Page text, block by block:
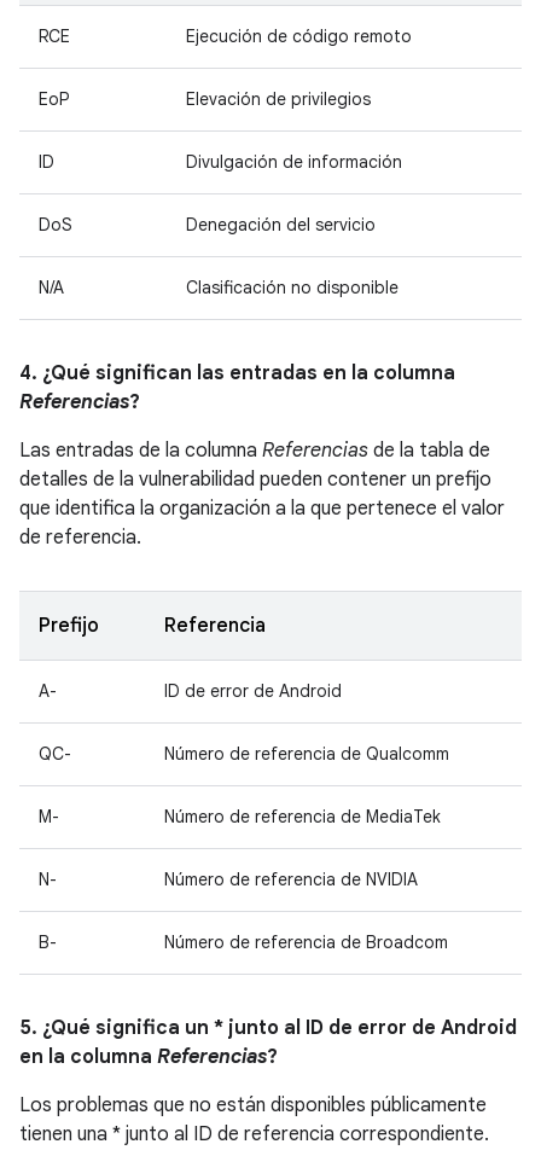
RCE Ejecución de código remoto
EoP Elevación de privilegios
ID Divulgación de información
DoS Denegación del servicio
N/A Clasificación no disponible
4. ¿Qué significan las entradas en la columna
Referencias?
Las entradas de la columna Referencias de la tabla de
detalles de la vulnerabilidad pueden contener un prefijo
que identifica la organización a la que pertenece el valor
de referencia.
Prefijo Referencia
A- ID de error de Android
QC- Número de referencia de Qualcomm
M- Número de referencia de MediaTek
N- Número de referencia de NVIDIA
B- Número de referencia de Broadcom
5. ¿Qué significa un * junto al ID de error de Android
en la columna Referencias?
Los problemas que no están disponibles públicamente
tienen una * junto al ID de referencia correspondiente.